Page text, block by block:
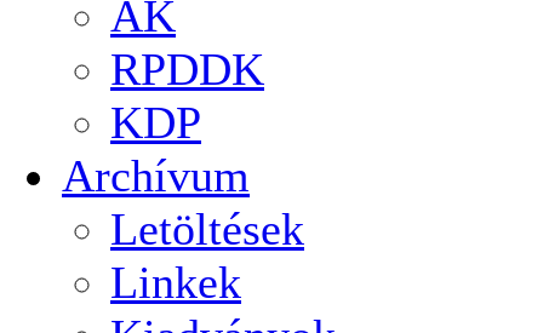
AK
RPDDK
KDP
Archívum
Letöltések
Linkek